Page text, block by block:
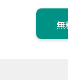
無